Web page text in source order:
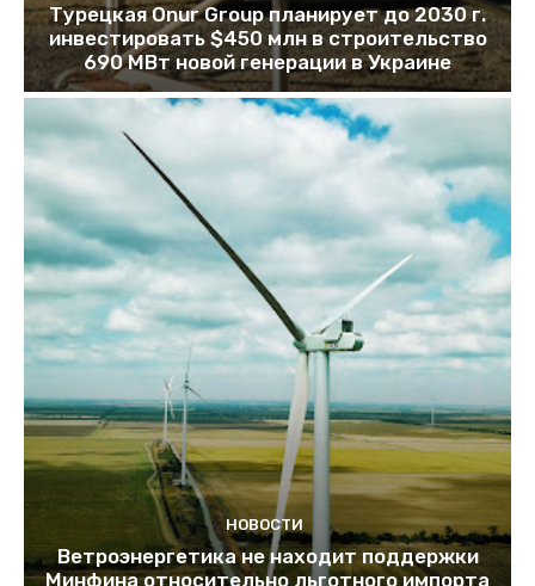
Турецкая Onur Group планирует до 2030 г.
инвестировать $450 млн в строительство
690 МВт новой генерации в Украине
НОВОСТИ
Ветроэнергетика не находит поддержки
Минфина относительно льготного импорта